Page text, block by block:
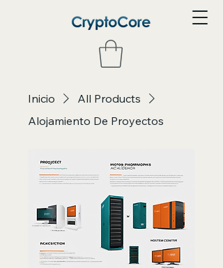
Inicio
All Products
Alojamiento De Proyectos